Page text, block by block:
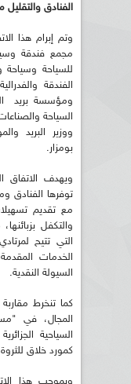
الفنادق والتقليل
وتم إبرام هذا
مجمع فندقة
للسياحة وسياحة
الفندقة
ومؤسسة بريد
السياحة
ووزير البريد
بومزار.
ويهدف الاتفاق
توفرها الفنادق
مع تقديم
والتكفل
التي تتيح
الخدمات
السيولة النقدية.
كما تنخرط
المجال، في
السياحية
كمورد خلاق
وبموجب هذا